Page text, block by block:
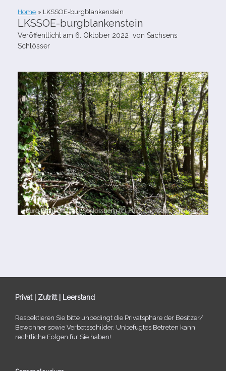
Home » LKSSOE-​burgblankenstein
LKSSOE-​burgblankenstein
Veröffentlicht am 6. Oktober 2022 von Sachsens
Schlösser
Privat | Zutritt | Leerstand
Respektieren Sie bitte unbe­dingt die Privatsphäre der Besitzer/​
Bewohner sowie Verbotsschilder. Unbefugtes Betreten kann
recht­li­che Folgen für Sie haben!